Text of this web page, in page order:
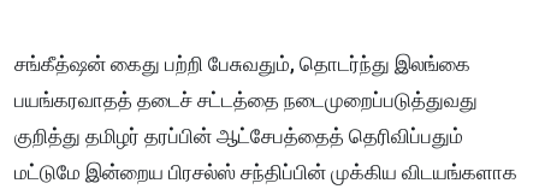
சங்கீத்ஷன் கைது பற்றி பேசுவதும், தொடர்ந்து இலங்கை
பயங்கரவாதத் தடைச் சட்டத்தை நடைமுறைப்படுத்துவது
குறித்து தமிழர் தரப்பின் ஆட்சேபத்தைத் தெரிவிப்பதும்
மட்டுமே இன்றைய பிரசல்ஸ் சந்திப்பின் முக்கிய விடயங்களாக